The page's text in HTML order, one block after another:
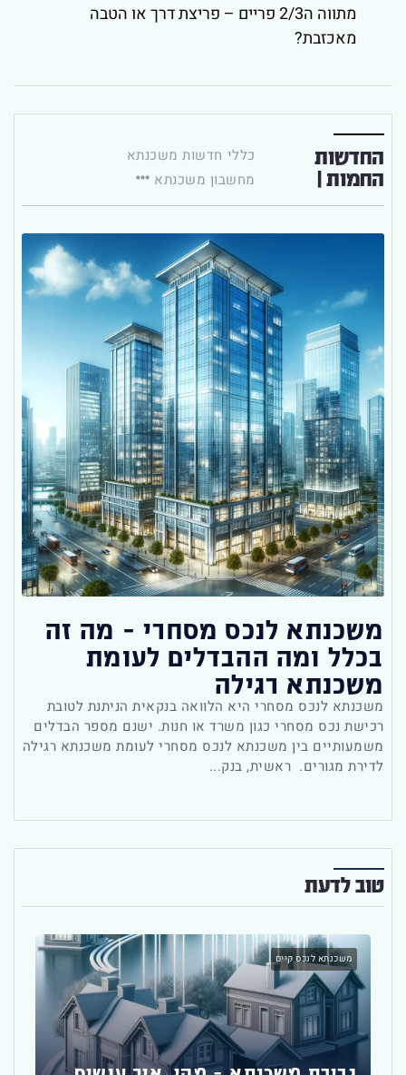
מתווה ה2/3 פריים – פריצת דרך או הטבה
מאכזבת?
החדשות
החמות |
כללי חדשות משכנתא
מחשבון משכנתא
משכנתא לנכס מסחרי – מה זה
בכלל ומה ההבדלים לעומת
משכנתא רגילה
משכנתא לנכס מסחרי היא הלוואה בנקאית הניתנת לטובת
רכישת נכס מסחרי כגון משרד או חנות. ישנם מספר הבדלים
משמעותיים בין משכנתא לנכס מסחרי לעומת משכנתא רגילה
לדירת מגורים. ראשית, בנק...
טוב לדעת
משכנתא לנכס קיים